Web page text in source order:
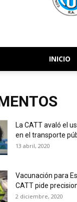
INICIO
La CATT avaló el
en el transporte
13 abril, 2020
Vacunación para
CATT pide
2 diciembre, 2020